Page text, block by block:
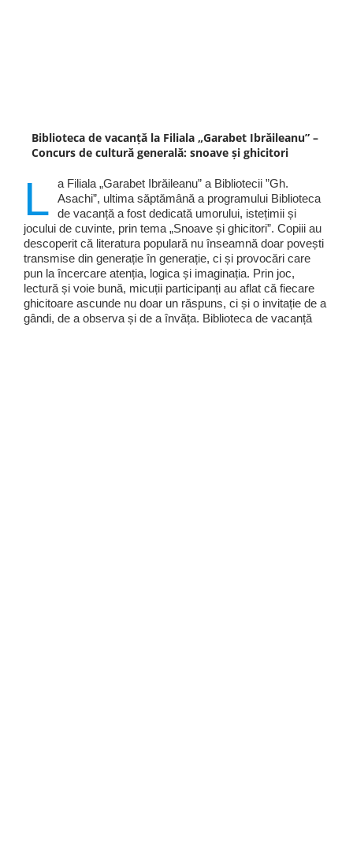
Biblioteca de vacanță la Filiala „Garabet Ibrăileanu” –
Concurs de cultură generală: snoave și ghicitori
L
a Filiala „Garabet Ibrăileanu” a Bibliotecii ”Gh.
Asachi”, ultima săptămână a programului Biblioteca
de vacanță a fost dedicată umorului, istețimii și
jocului de cuvinte, prin tema „Snoave și ghicitori”. Copiii au
descoperit că literatura populară nu înseamnă doar povești
transmise din generație în generație, ci și provocări care
pun la încercare atenția, logica și imaginația. Prin joc,
lectură și voie bună, micuții participanți au aflat că fiecare
ghicitoare ascunde nu doar un răspuns, ci și o invitație de a
gândi, de a observa și de a învăța. Biblioteca de vacanță